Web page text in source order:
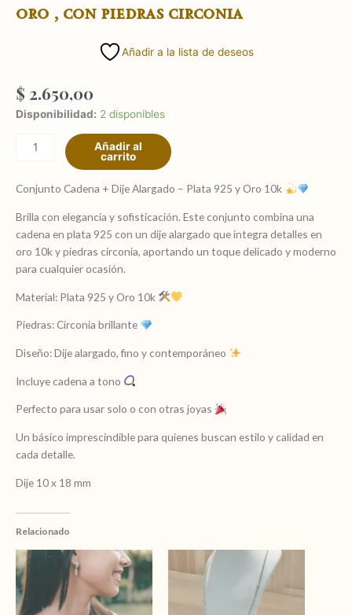
oro , con piedras circonia
Añadir a la lista de deseos
$ 2.650,00
Disponibilidad: 2 disponibles
Cadena
plata
oro
,
con
piedras
cantidad
Añadir al
carrito
Conjunto Cadena + Dije Alargado – Plata 925 y Oro 10k
Brilla con elegancia y sofisticación. Este conjunto combina una
cadena en plata 925 con un dije alargado que integra detalles en
oro 10k y piedras circonia, aportando un toque delicado y moderno
para cualquier ocasión.
Material: Plata 925 y Oro 10k
Piedras: Circonia brillante
Diseño: Dije alargado, fino y contemporáneo
Incluye cadena a tono
Perfecto para usar solo o con otras joyas
Un básico imprescindible para quienes buscan estilo y calidad en
cada detalle.
Dije 10 x 18 mm
Relacionado